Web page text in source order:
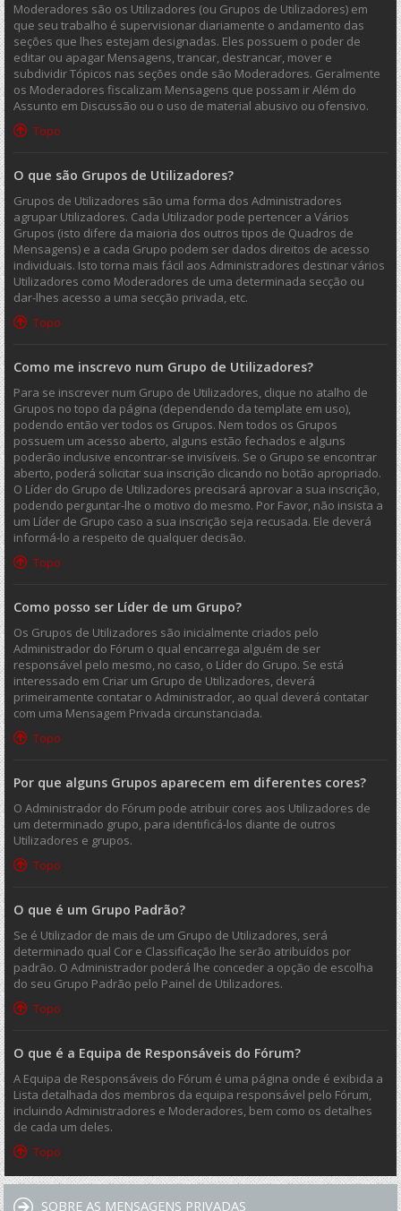
Moderadores são os Utilizadores (ou Grupos de Utilizadores) em
que seu trabalho é supervisionar diariamente o andamento das
seções que lhes estejam designadas. Eles possuem o poder de
editar ou apagar Mensagens, trancar, destrancar, mover e
subdividir Tópicos nas seções onde são Moderadores. Geralmente
os Moderadores fiscalizam Mensagens que possam ir Além do
Assunto em Discussão ou o uso de material abusivo ou ofensivo.
Topo
O que são Grupos de Utilizadores?
Grupos de Utilizadores são uma forma dos Administradores
agrupar Utilizadores. Cada Utilizador pode pertencer a Vários
Grupos (isto difere da maioria dos outros tipos de Quadros de
Mensagens) e a cada Grupo podem ser dados direitos de acesso
individuais. Isto torna mais fácil aos Administradores destinar vários
Utilizadores como Moderadores de uma determinada secção ou
dar-lhes acesso a uma secção privada, etc.
Topo
Como me inscrevo num Grupo de Utilizadores?
Para se inscrever num Grupo de Utilizadores, clique no atalho de
Grupos no topo da página (dependendo da template em uso),
podendo então ver todos os Grupos. Nem todos os Grupos
possuem um acesso aberto, alguns estão fechados e alguns
poderão inclusive encontrar-se invisíveis. Se o Grupo se encontrar
aberto, poderá solicitar sua inscrição clicando no botão apropriado.
O Líder do Grupo de Utilizadores precisará aprovar a sua inscrição,
podendo perguntar-lhe o motivo do mesmo. Por Favor, não insista a
um Líder de Grupo caso a sua inscrição seja recusada. Ele deverá
informá-lo a respeito de qualquer decisão.
Topo
Como posso ser Líder de um Grupo?
Os Grupos de Utilizadores são inicialmente criados pelo
Administrador do Fórum o qual encarrega alguém de ser
responsável pelo mesmo, no caso, o Líder do Grupo. Se está
interessado em Criar um Grupo de Utilizadores, deverá
primeiramente contatar o Administrador, ao qual deverá contatar
com uma Mensagem Privada circunstanciada.
Topo
Por que alguns Grupos aparecem em diferentes cores?
O Administrador do Fórum pode atribuir cores aos Utilizadores de
um determinado grupo, para identificá-los diante de outros
Utilizadores e grupos.
Topo
O que é um Grupo Padrão?
Se é Utilizador de mais de um Grupo de Utilizadores, será
determinado qual Cor e Classificação lhe serão atribuídos por
padrão. O Administrador poderá lhe conceder a opção de escolha
do seu Grupo Padrão pelo Painel de Utilizadores.
Topo
O que é a Equipa de Responsáveis do Fórum?
A Equipa de Responsáveis do Fórum é uma página onde é exibida a
Lista detalhada dos membros da equipa responsável pelo Fórum,
incluindo Administradores e Moderadores, bem como os detalhes
de cada um deles.
Topo
SOBRE AS MENSAGENS PRIVADAS